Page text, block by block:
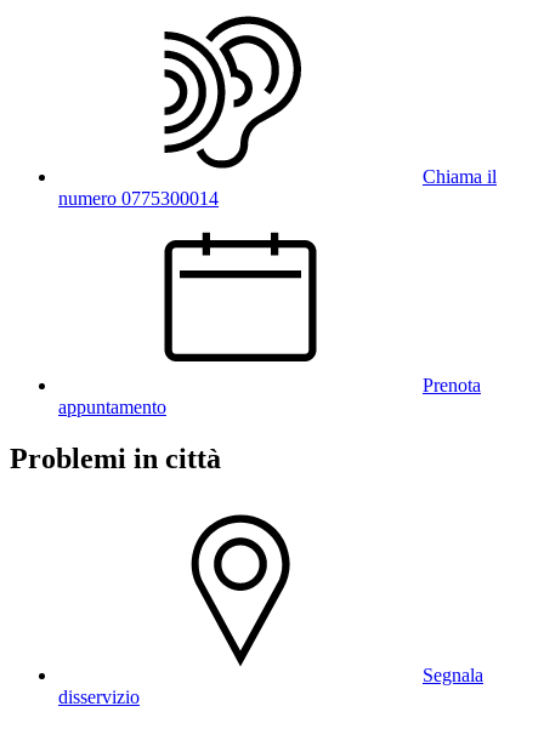
Chiama il
numero 0775300014
Prenota
appuntamento
Problemi in città
Segnala
disservizio